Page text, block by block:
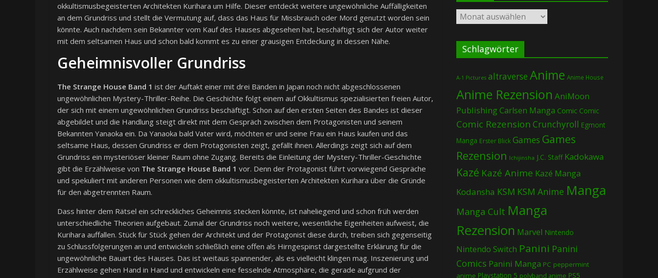
okkultismusbegeisterten Architekten Kurihara um Hilfe. Dieser entdeckt weitere ungewöhnliche Auffälligkeiten
an dem Grundriss und stellt die Vermutung auf, dass das Haus für Missbrauch oder Mord genutzt worden sein
könnte. Auch nachdem sein Bekannter vom Kauf des Hauses abgesehen hat, beschäftigt sich der Autor weiter
mit dem seltsamen Haus und schon bald kommt es zu einer grausigen Entdeckung in dessen Nähe.
Geheimnisvoller Grundriss
The Strange House Band 1 ist der Auftakt einer mit drei Bänden in Japan noch nicht abgeschlossenen
ungewöhnlichen Mystery-Thriller-Reihe. Die Geschichte folgt einem auf Okkultismus spezialisierten freien Autor,
der sich mit einem ungewöhnlichen Grundriss beschäftigt. Schon auf den ersten Seiten des Bandes ist dieser
abgebildet und die Handlung steigt direkt mit dem Gespräch zwischen dem Protagonisten und seinem
Bekannten Yanaoka ein. Da Yanaoka bald Vater wird, möchten er und seine Frau ein Haus kaufen und das
seltsame Haus, dessen Grundriss er dem Protagonisten zeigt, gefällt ihnen. Allerdings zeigt sich auf dem
Grundriss ein mysteriöser kleiner Raum ohne Zugang. Bereits die Einleitung der Mystery-Thriller-Geschichte
gibt die Erzählweise von The Strange House Band 1 vor. Denn der Protagonist führt vorwiegend Gespräche
und spekuliert mit anderen Personen wie dem okkultismusbegeisterten Architekten Kurihara über die Gründe
für den abgetrennten Raum.
Dass hinter dem Rätsel ein schreckliches Geheimnis stecken könnte, ist naheliegend und schon früh werden
unterschiedliche Theorien aufgebaut. Zumal der Grundriss noch weitere, wesentliche Eigenheiten aufweist, die
Kurihara auffallen. Stück für Stück gehen der Architekt und der Protagonist diese durch, treiben sich gegenseitig
zu Schlussfolgerungen an und entwickeln schließlich eine offen als Hirngespinst dargestellte Erklärung für die
ungewöhnliche Bauart des Hauses. Das ist weitaus spannender, als es vielleicht klingen mag. Inszenierung und
Erzählweise gehen Hand in Hand und entwickeln eine fesselnde Atmosphäre, die gerade aufgrund der
Archiv
Schlagwörter
A-1 Pictures altraverse Anime Anime House
Anime Rezension AniMoon
PublishingCarlsen Manga Comic Comic
Comic Rezension Crunchyroll Egmont
Manga Erster Blick Games Games
Rezension Ichijinsha J.C. Staff Kadokawa
Kazé Kazé Anime Kazé Manga
Kodansha KSM KSM Anime Manga
Manga Cult Manga
Rezension Marvel Nintendo
Nintendo Switch Panini Panini
Comics Panini Manga PC peppermint
anime Playstation 5 polyband anime PS5